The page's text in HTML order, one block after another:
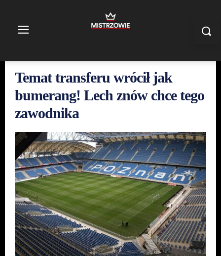
Temat transferu wrócił jak
bumerang! Lech znów chce tego
zawodnika